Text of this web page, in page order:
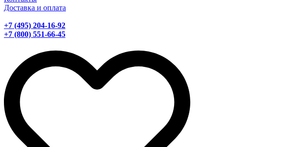
Доставка и оплата
+7 (495) 204-16-92
+7 (800) 551-66-45